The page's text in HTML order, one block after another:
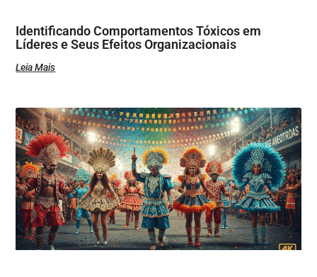
Identificando Comportamentos Tóxicos em
Líderes e Seus Efeitos Organizacionais
Leia Mais